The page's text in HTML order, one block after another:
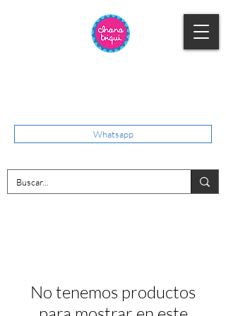
Whatsapp
No tenemos productos